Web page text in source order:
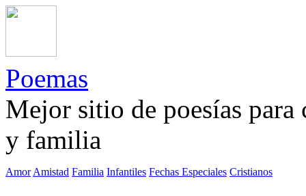
Poemas
Mejor sitio de poesías
y familia
Amor Amistad Familia Infantiles Fechas Especiales Cristianos